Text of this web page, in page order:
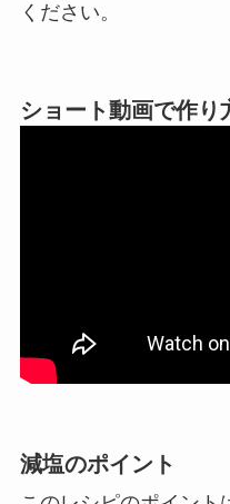
ください。
ショート動画で作り
減塩のポイント